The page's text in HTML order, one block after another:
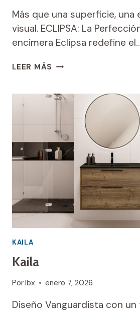
Más que una superficie, una
visual. ECLIPSA: La
encimera Eclipsa redefine
LEER MÁS ENCIMERA
KAILA
Kaila
PorIbx enero 7, 2026
Diseño Vanguardista con